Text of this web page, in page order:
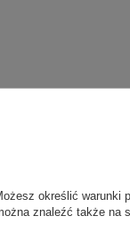
określić warunki
znaleźć także na